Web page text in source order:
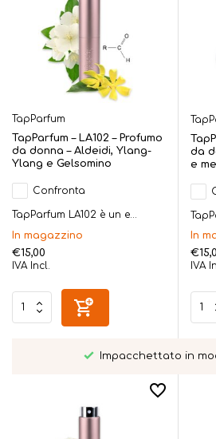
TapParfum
TapParfum – LA102 – Profumo
da donna – Aldeidi, Ylang-
Ylang e Gelsomino
Confronta
TapParfum LA102 è un e...
In magazzino
€15,00
IVA Incl.
da
e
In
IVA
Impacchettato in